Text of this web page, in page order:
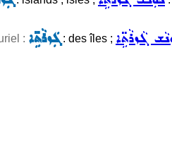
: ܓܲܙܪܵܬܹ̈ܐ: des îles ; ܓܵܙܪܵܬܹ̈ܐ